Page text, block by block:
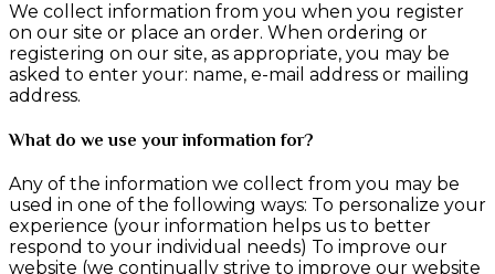
We collect information from you when you register
on our site or place an order. When ordering or
registering on our site, as appropriate, you may be
asked to enter your: name, e-mail address or mailing
address.
What do we use your information for?
Any of the information we collect from you may be
used in one of the following ways: To personalize your
experience (your information helps us to better
respond to your individual needs) To improve our
website (we continually strive to improve our website